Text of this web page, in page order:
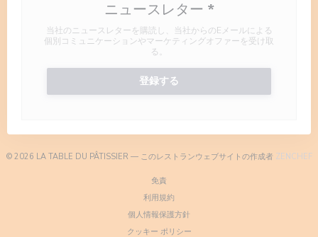
ニュースレター *
当社のニュースレターを購読し、当社からのEメールによる
個別コミュニケーションやマーケティングオファーを受け取
る。
登録する
© 2026 LA TABLE DU PÂTISSIER — このレストランウェブサイトの作成者 ZENCHEF((
免責
利用規約
個人情報保護方針((新しいウィンドウで開きます))
クッキー ポリシー((新しいウィンドウで開きます))